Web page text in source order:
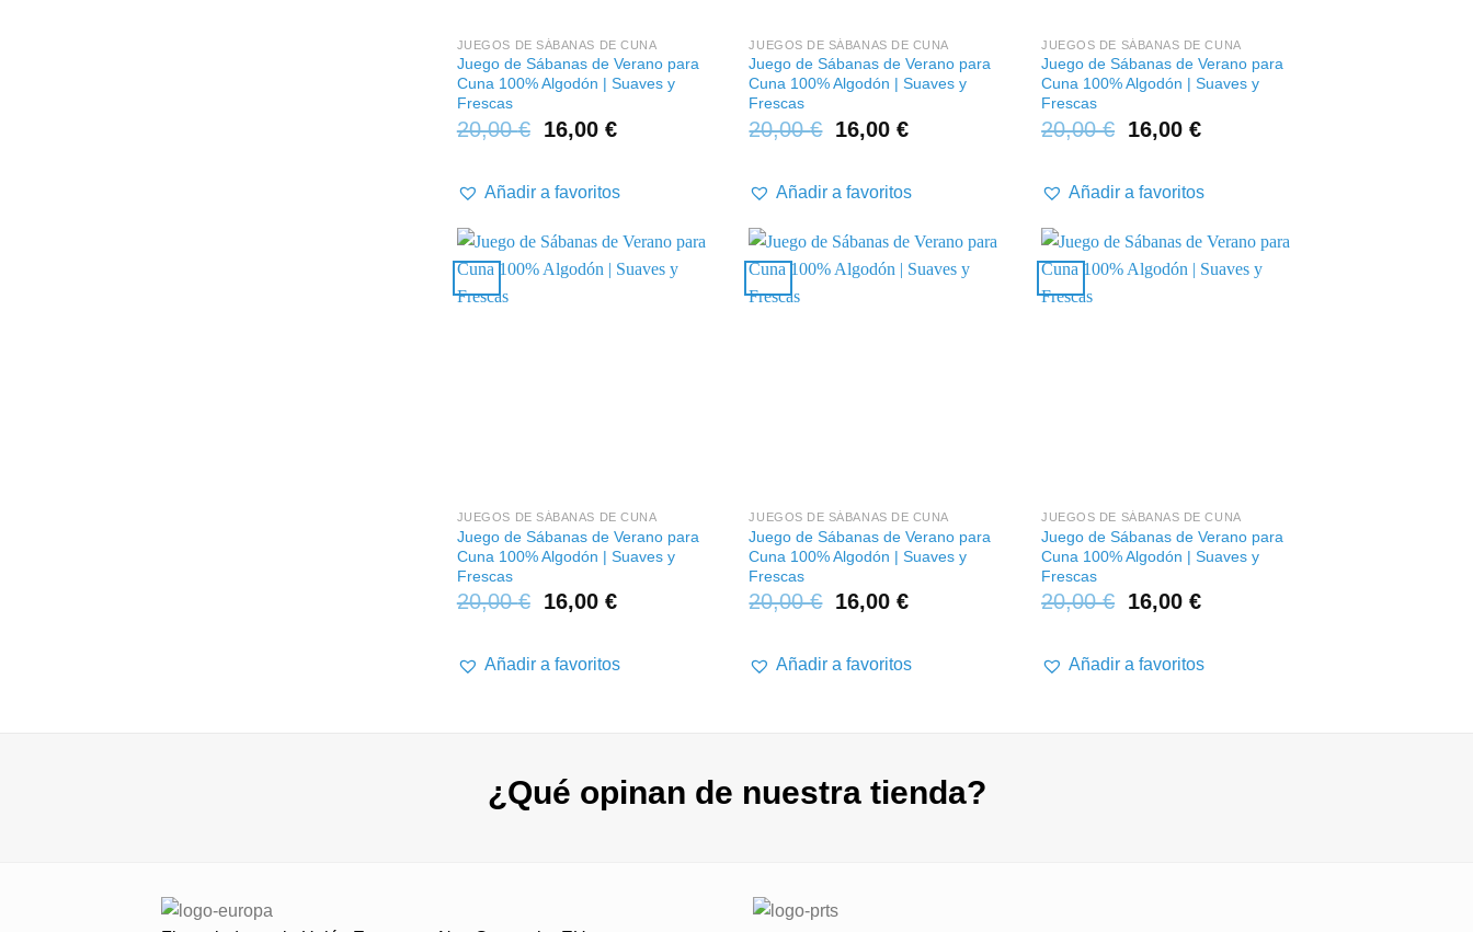
JUEGOS DE SÁBANAS DE CUNA
Juego de Sábanas de Verano para
Cuna 100% Algodón | Suaves y
Frescas
20,00€ 16,00 €
Añadir a favoritos
JUEGOS DE SÁBANAS DE CUNA
Juego de Sábanas de Verano para
Cuna 100% Algodón | Suaves y
Frescas
20,00€ 16,00€
Añadir a favoritos
JUEGOS DE SÁBANAS DE CUNA
Juego de Sábanas de Verano para
Cuna 100% Algodón | Suaves y
Frescas
20,00€ 16,00€
Añadir a favoritos
JUEGOS DE SÁBANAS DE CUNA
Juego de Sábanas de Verano para
Cuna 100% Algodón | Suaves y
Frescas
20,00€ 16,00 €
Añadir a favoritos
JUEGOS DE SÁBANAS DE CUNA
Juego de Sábanas de Verano para
Cuna 100% Algodón | Suaves y
Frescas
20,00€ 16,00€
Añadir a favoritos
JUEGOS DE SÁBANAS DE CUNA
Juego de Sábanas de Verano para
Cuna 100% Algodón | Suaves y
Frescas
20,00€ 16,00€
Añadir a favoritos
¿Qué opinan de nuestra tienda?